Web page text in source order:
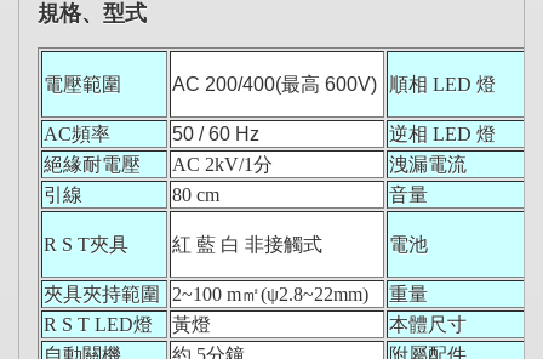
規格、型式
電壓範圍 AC 200/400(最高 600V) 順相 LED 燈
AC頻率 50 / 60 Hz
逆相 LED 燈
絕緣耐電壓
AC 2kV/1分
洩漏電流
引線
80 cm 音量
R S T夾具 紅 藍 白 非接觸式 電池
夾具夾持範圍 2~100 m㎡(ψ2.8~22mm)
重量
R S T LED燈 黃燈
本體尺寸